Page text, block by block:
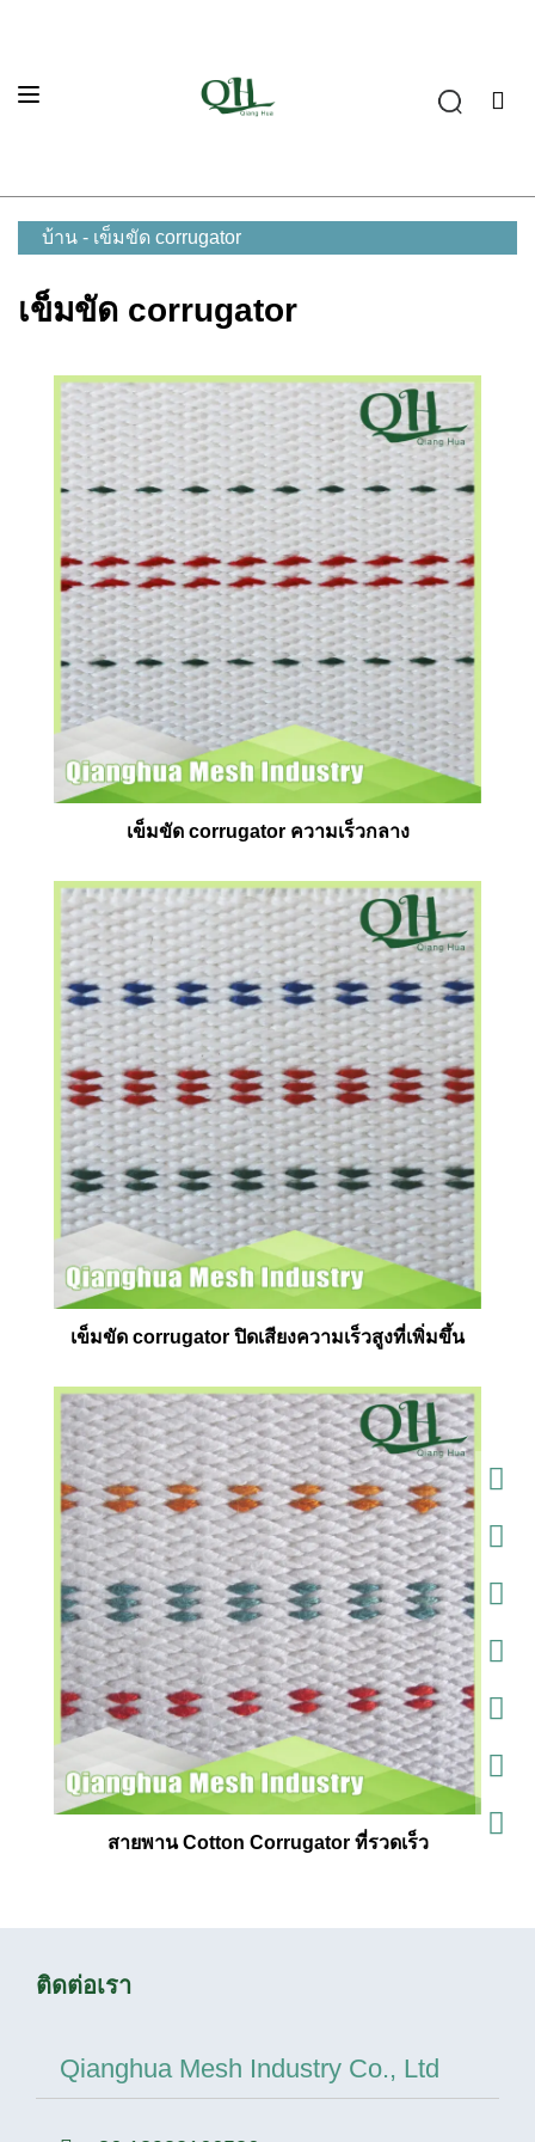
บ้าน - เข็มขัด corrugator
เข็มขัด corrugator
เข็มขัด corrugator ความเร็วกลาง
เข็มขัด corrugator ปิดเสียงความเร็วสูงที่เพิ่มขึ้น
สายพาน Cotton Corrugator ที่รวดเร็ว
ติดต่อเรา
Qianghua Mesh Industry Co., Ltd